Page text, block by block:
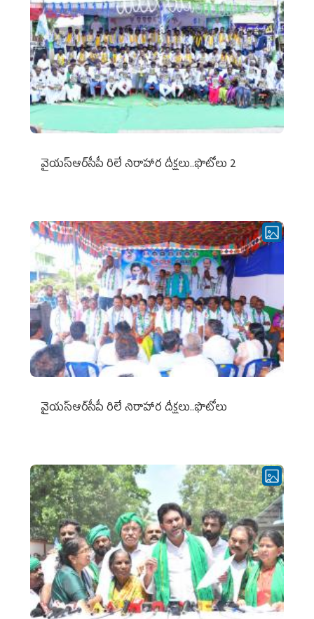
వైయ‌స్ఆర్‌సీపీ రిలే నిరాహార దీక్షలు..ఫొటోలు 2
వైయ‌స్ఆర్‌సీపీ రిలే నిరాహార దీక్షలు..ఫొటోలు